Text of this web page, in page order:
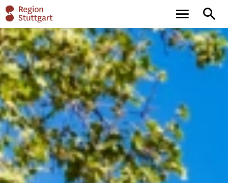
main
full-
search